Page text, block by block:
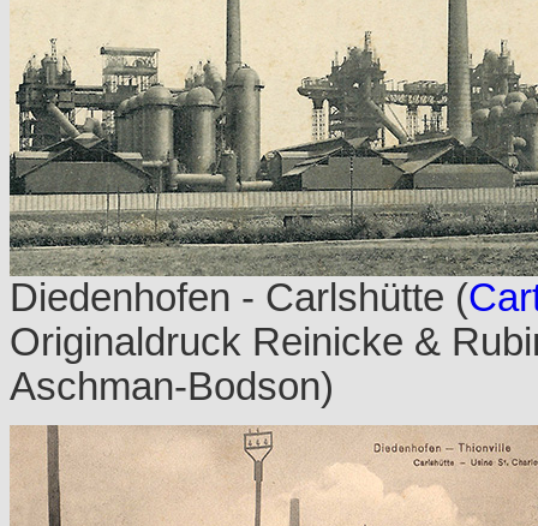
Diedenhofen - Carlshütte (
Originaldruck Reinicke &
Aschman-Bodson)